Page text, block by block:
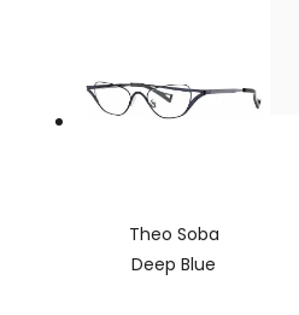
Theo Soba
Deep Blue